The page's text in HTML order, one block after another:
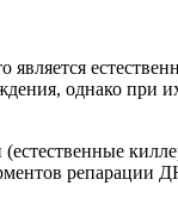
является
однако при
репарации